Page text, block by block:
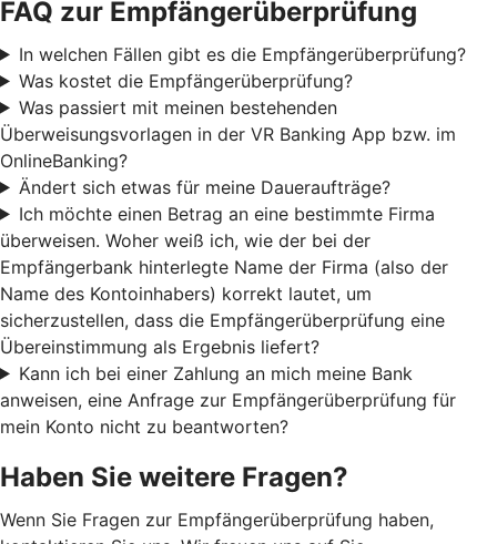
FAQ zur Empfängerüberprüfung
In welchen Fällen gibt es die Empfängerüberprüfung?
Was kostet die Empfängerüberprüfung?
Was passiert mit meinen bestehenden
Überweisungsvorlagen in der VR Banking App bzw. im
OnlineBanking?
Ändert sich etwas für meine Daueraufträge?
Ich möchte einen Betrag an eine bestimmte Firma
überweisen. Woher weiß ich, wie der bei der
Empfängerbank hinterlegte Name der Firma (also der
Name des Kontoinhabers) korrekt lautet, um
sicherzustellen, dass die Empfängerüberprüfung eine
Übereinstimmung als Ergebnis liefert?
Kann ich bei einer Zahlung an mich meine Bank
anweisen, eine Anfrage zur Empfängerüberprüfung für
mein Konto nicht zu beantworten?
Haben Sie weitere Fragen?
Wenn Sie Fragen zur Empfängerüberprüfung haben,